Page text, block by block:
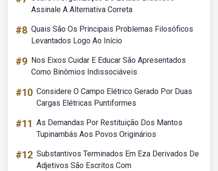
Assinale A Alternativa Correta
#8 Quais São Os Principais Problemas Filosóficos
Levantados Logo Ao Início
#9 Nos Eixos Cuidar E Educar São Apresentados
Como Binômios Indissociáveis
#10 Considere O Campo Elétrico Gerado Por Duas
Cargas Elétricas Puntiformes
#11 As Demandas Por Restituição Dos Mantos
Tupinambás Aos Povos Originários
#12 Substantivos Terminados Em Eza Derivados De
Adjetivos São Escritos Com